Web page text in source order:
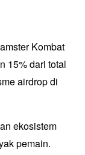
Kombat
15% dari total
airdrop di
ekosistem
pemain.